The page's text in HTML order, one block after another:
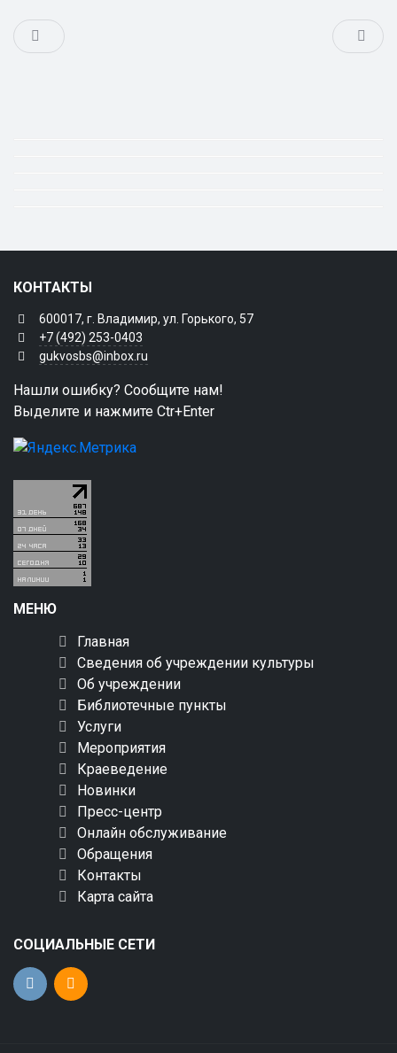
КОНТАКТЫ
600017, г. Владимир, ул. Горького, 57
+7 (492) 253-0403
gukvosbs@inbox.ru
Нашли ошибку? Сообщите нам!
Выделите и нажмите Ctr+Enter
МЕНЮ
Главная
Сведения об учреждении культуры
Об учреждении
Библиотечные пункты
Услуги
Мероприятия
Краеведение
Новинки
Пресс-центр
Онлайн обслуживание
Обращения
Контакты
Карта сайта
СОЦИАЛЬНЫЕ СЕТИ